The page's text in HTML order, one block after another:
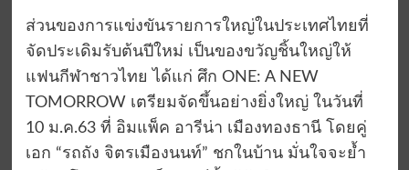
ส่วนของการแข่งขันรายการใหญ่ในประเทศไทยที่
จัดประเดิมรับต้นปีใหม่ เป็นของขวัญชิ้นใหญ่ให้
แฟนกีฬาชาวไทย ได้แก่ ศึก ONE: A NEW
TOMORROW เตรียมจัดขึ้นอย่างยิ่งใหญ่ ในวันที่
10 ม.ค.63 ที่ อิมแพ็ค อารีน่า เมืองทองธานี โดยคู่
เอก “รถถัง จิตรเมืองนนท์” ชกในบ้าน มั่นใจจะย้ำ